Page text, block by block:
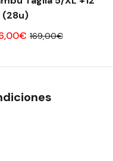
(28u)
169,00€